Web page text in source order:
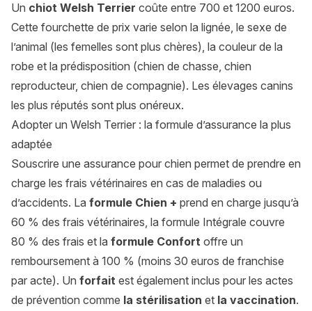
Un chiot Welsh Terrier coûte entre 700 et 1200 euros.
Cette fourchette de prix varie selon la lignée, le sexe de
l’animal (les femelles sont plus chères), la couleur de la
robe et la prédisposition (chien de chasse, chien
reproducteur, chien de compagnie). Les élevages canins
les plus réputés sont plus onéreux.
Adopter un Welsh Terrier : la formule d’assurance la plus
adaptée
Souscrire une assurance pour chien permet de prendre en
charge les frais vétérinaires en cas de maladies ou
d’accidents. La formule Chien + prend en charge jusqu’à
60 % des frais vétérinaires, la formule Intégrale couvre
80 % des frais et la formule Confort offre un
remboursement à 100 % (moins 30 euros de franchise
par acte). Un forfait est également inclus pour les actes
de prévention comme la stérilisation et la vaccination.